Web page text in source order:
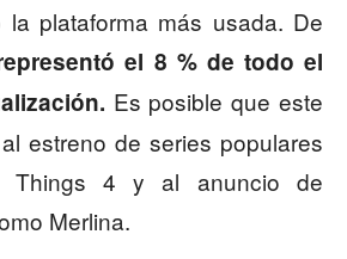
la plataforma más usada. De
el 8 % de todo el
Es posible que este
estreno de series populares
Things 4 y al anuncio de
Merlina.